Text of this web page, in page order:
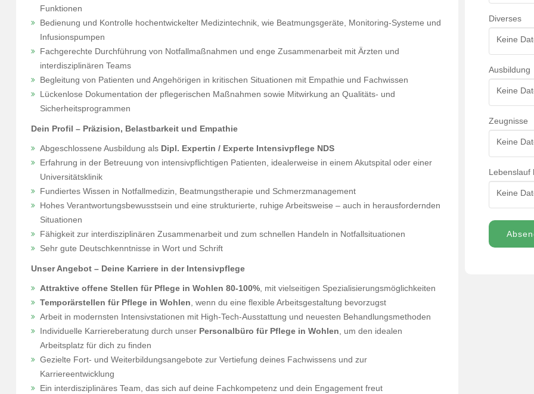
Funktionen
Bedienung und Kontrolle hochentwickelter Medizintechnik, wie Beatmungsgeräte, Monitoring-Systeme und
Infusionspumpen
Fachgerechte Durchführung von Notfallmaßnahmen und enge Zusammenarbeit mit Ärzten und
interdisziplinären Teams
Begleitung von Patienten und Angehörigen in kritischen Situationen mit Empathie und Fachwissen
Lückenlose Dokumentation der pflegerischen Maßnahmen sowie Mitwirkung an Qualitäts- und
Sicherheitsprogrammen
Dein Profil – Präzision, Belastbarkeit und Empathie
Abgeschlossene Ausbildung als Dipl. Expertin / Experte Intensivpflege NDS
Erfahrung in der Betreuung von intensivpflichtigen Patienten, idealerweise in einem Akutspital oder einer
Universitätsklinik
Fundiertes Wissen in Notfallmedizin, Beatmungstherapie und Schmerzmanagement
Hohes Verantwortungsbewusstsein und eine strukturierte, ruhige Arbeitsweise – auch in herausfordernden
Situationen
Fähigkeit zur interdisziplinären Zusammenarbeit und zum schnellen Handeln in Notfallsituationen
Sehr gute Deutschkenntnisse in Wort und Schrift
Unser Angebot – Deine Karriere in der Intensivpflege
Attraktive offene Stellen für Pflege in Wohlen 80-100% , mit vielseitigen Spezialisierungsmöglichkeiten
Temporärstellen für Pflege in Wohlen , wenn du eine flexible Arbeitsgestaltung bevorzugst
Arbeit in modernsten Intensivstationen mit High-Tech-Ausstattung und neuesten Behandlungsmethoden
Individuelle Karriereberatung durch unser Personalbüro für Pflege in Wohlen , um den idealen
Arbeitsplatz für dich zu finden
Gezielte Fort- und Weiterbildungsangebote zur Vertiefung deines Fachwissens und zur
Karriereentwicklung
Ein interdisziplinäres Team, das sich auf deine Fachkompetenz und dein Engagement freut
Diverses
Keine
Ausbildung
Keine
Zeugnisse
Keine
Lebenslauf
Keine